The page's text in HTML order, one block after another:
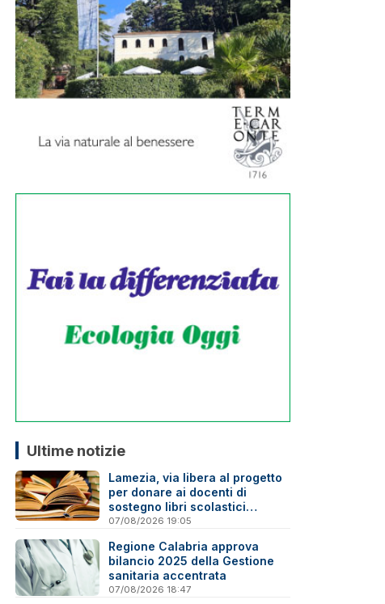
Ultime notizie
Lamezia, via libera al progetto
per donare ai docenti di
sostegno libri scolastici
destinati al macero
07/08/2026 19:05
Regione Calabria approva
bilancio 2025 della Gestione
sanitaria accentrata
07/08/2026 18:47